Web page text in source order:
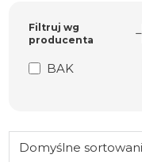
Filtruj wg
producenta
BAK